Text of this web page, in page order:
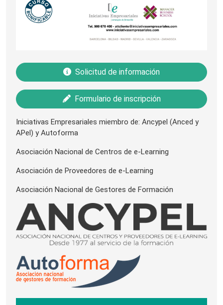
Solicitud de información
Formulario de inscripción
Iniciativas Empresariales miembro de: Ancypel (Anced y
APel) y Autoforma
Asociación Nacional de Centros de e-Learning
Asociación de Proveedores de e-Learning
Asociación Nacional de Gestores de Formación